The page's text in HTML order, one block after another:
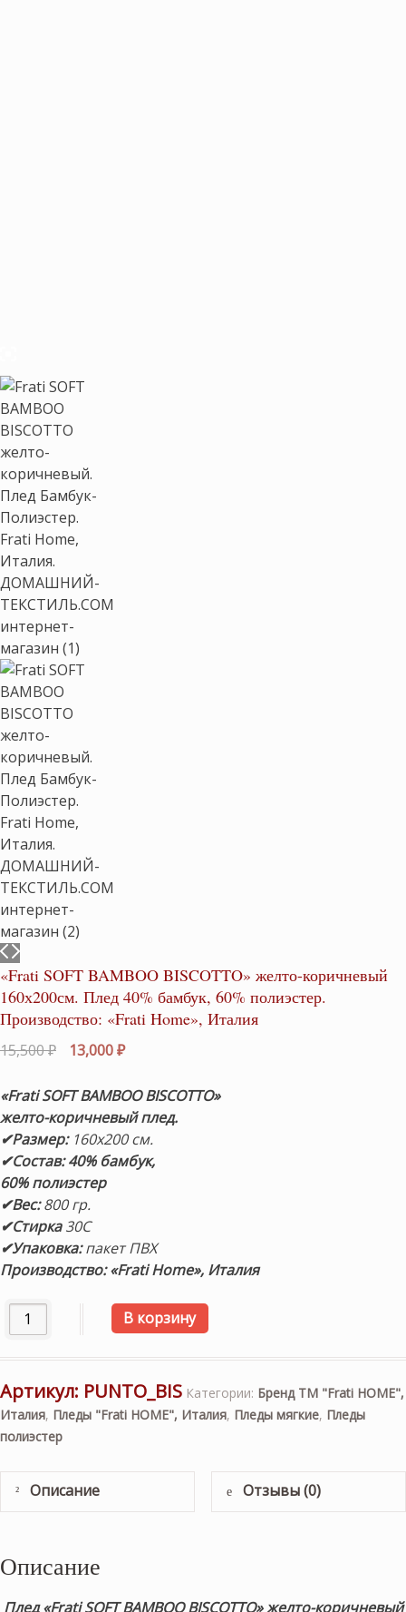
«Frati SOFT BAMBOO BISCOTTO» желто-коричневый
160х200см. Плед 40% бамбук, 60% полиэстер.
Производство: «Frati Home», Италия
15,500₽
Первоначальная
составляла
15,500 ₽.
13,000₽Текущая
13,000 ₽.
«Frati SOFT BAMBOO BISCOTTO»
желто-коричневыйплед.
✔Размер:160х200 см.
✔Состав: 40% бамбук,
60% полиэстер
✔Вес:800 гр.
✔Стирка30С
✔Упаковка:пакет ПВХ
Производство: «Frati Home», Италия
Количество товара "Frati SOFT BAMBOO BISCOTTO"
В корзину
Артикул: PUNTO_BIS Категории: Бренд ТМ "Frati HOME",
Италия, Пледы "Frati HOME", Италия, Пледы мягкие, Пледы
полиэстер
Описание Отзывы (0)
Описание
Плед «Frati SOFT BAMBOO BISCOTTO» желто-коричневый